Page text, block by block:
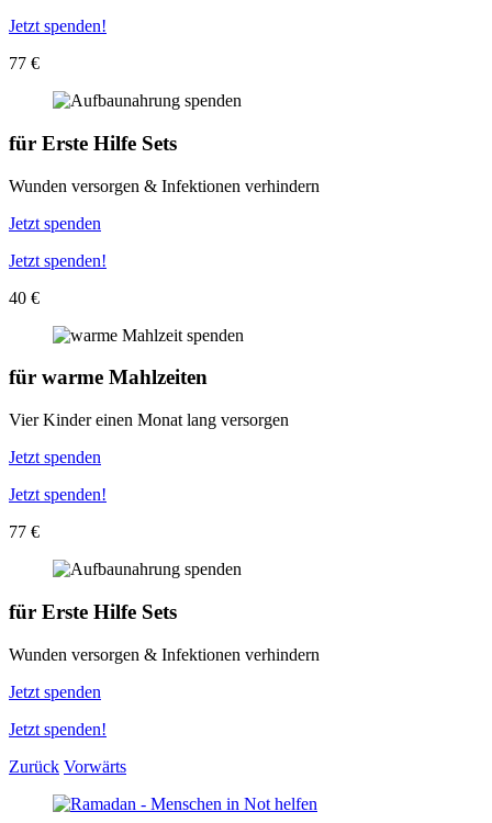
Jetzt spenden!
77 €
für Erste Hilfe Sets
Wunden versorgen & Infektionen verhindern
Jetzt spenden
Jetzt spenden!
40 €
für warme Mahlzeiten
Vier Kinder einen Monat lang versorgen
Jetzt spenden
Jetzt spenden!
77 €
für Erste Hilfe Sets
Wunden versorgen & Infektionen verhindern
Jetzt spenden
Jetzt spenden!
Zurück Vorwärts